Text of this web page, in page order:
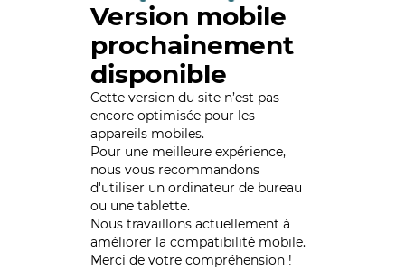
Version mobile
prochainement
disponible
Cette version du site n’est pas
encore optimisée pour les
appareils mobiles.
Pour une meilleure expérience,
nous vous recommandons
d'utiliser un ordinateur de bureau
ou une tablette.
Nous travaillons actuellement à
améliorer la compatibilité mobile.
Merci de votre compréhension !